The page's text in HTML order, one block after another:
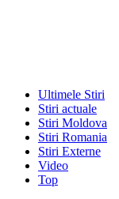
Ultimele Stiri
Stiri actuale
Stiri Moldova
Stiri Romania
Stiri Externe
Video
Top